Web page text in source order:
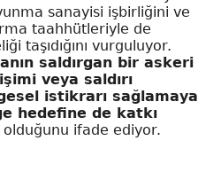
sanayisi işbirliğini ve
taahhütleriyle de
taşıdığını vurguluyor.
saldırgan bir askeri
veya saldırı
istikrarı sağlamaya
hedefine de katkı
olduğunu ifade ediyor.